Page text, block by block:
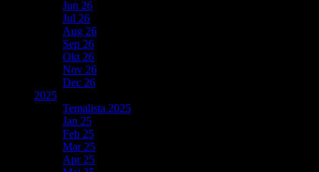
Jun 26
Jul 26
Aug 26
Sep 26
Okt 26
Nov 26
Dec 26
2025
Temalista 2025
Jan 25
Feb 25
Mar 25
Apr 25